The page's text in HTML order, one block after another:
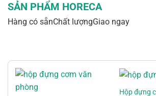
SẢN PHẨM HORECA
Hàng có sẵnChất lượngGiao ngay
Hộp đựng